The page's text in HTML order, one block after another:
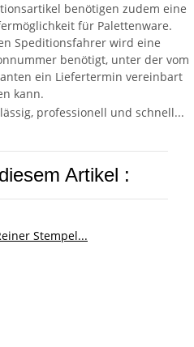
benötigen zudem eine
für Palettenware.
Speditionsfahrer wird eine
benötigt, unter der vom
ein Liefertermin vereinbart
kann.
professionell und schnell...
Artikel :